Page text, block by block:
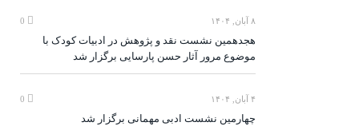
۸ آبان, ۱۴۰۴
هجدهمین نشست نقد و پژوهش در ادبیات کودک با
موضوع مرور آثار حسن پارسایی برگزار شد
۴ آبان, ۱۴۰۴
چهارمین نشست ادبی مهمانی برگزار شد